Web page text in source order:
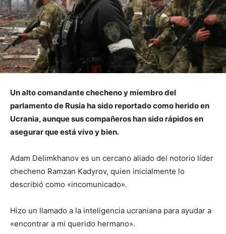
Un alto comandante checheno y miembro del
parlamento de Rusia ha sido reportado como herido en
Ucrania, aunque sus compañeros han sido rápidos en
asegurar que está vivo y bien.
Adam Delimkhanov es un cercano aliado del notorio líder
checheno Ramzan Kadyrov, quien inicialmente lo
describió como «incomunicado».
Hizo un llamado a la inteligencia ucraniana para ayudar a
«encontrar a mi querido hermano».